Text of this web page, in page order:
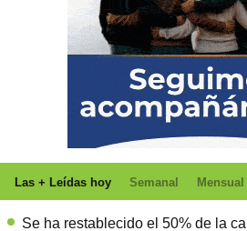
Las + Leídas hoy Semanal Mensual
Se ha restablecido el 50% de la